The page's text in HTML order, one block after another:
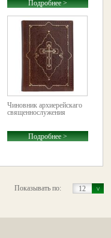
Подробнее >
Чиновник архиерейскаго
священнослужения
Подробнее >
12
Показывать по: